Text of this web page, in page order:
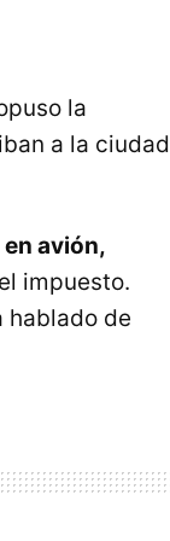
la
a la ciudad
avión,
impuesto.
hablado de